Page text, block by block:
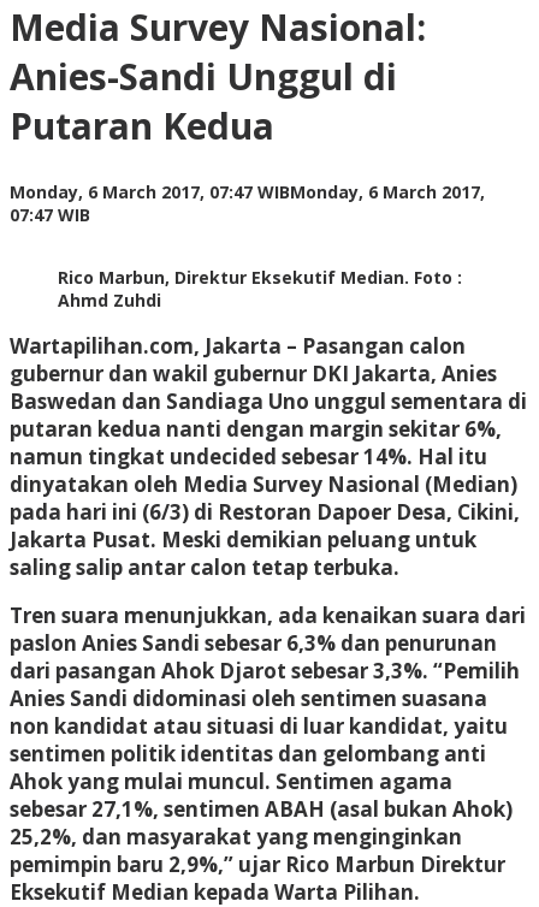
Media Survey Nasional:
Anies-Sandi Unggul di
Putaran Kedua
Monday, 6 March 2017, 07:47 WIBMonday, 6 March 2017,
07:47 WIB
Rico Marbun, Direktur Eksekutif Median. Foto :
Ahmd Zuhdi
Wartapilihan.com, Jakarta – Pasangan calon
gubernur dan wakil gubernur DKI Jakarta, Anies
Baswedan dan Sandiaga Uno unggul sementara di
putaran kedua nanti dengan margin sekitar 6%,
namun tingkat undecided sebesar 14%. Hal itu
dinyatakan oleh Media Survey Nasional (Median)
pada hari ini (6/3) di Restoran Dapoer Desa, Cikini,
Jakarta Pusat. Meski demikian peluang untuk
saling salip antar calon tetap terbuka.
Tren suara menunjukkan, ada kenaikan suara dari
paslon Anies Sandi sebesar 6,3% dan penurunan
dari pasangan Ahok Djarot sebesar 3,3%. “Pemilih
Anies Sandi didominasi oleh sentimen suasana
non kandidat atau situasi di luar kandidat, yaitu
sentimen politik identitas dan gelombang anti
Ahok yang mulai muncul. Sentimen agama
sebesar 27,1%, sentimen ABAH (asal bukan Ahok)
25,2%, dan masyarakat yang menginginkan
pemimpin baru 2,9%,” ujar Rico Marbun Direktur
Eksekutif Median kepada Warta Pilihan.